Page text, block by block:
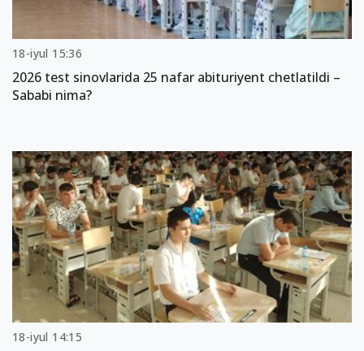
18-iyul 15:36
2026 test sinovlarida 25 nafar abituriyent chetlatildi –
Sababi nima?
18-iyul 14:15